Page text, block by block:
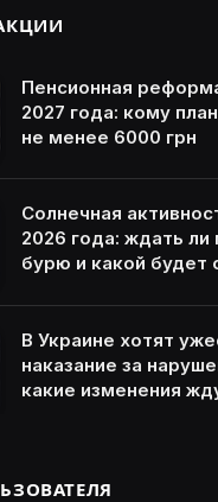
Пенсионная
2027 года: кому
не менее 6000 грн
Солнечная
2026 года: ждать ли
бурю и какой будет
В Украине хотят
наказание за
какие изменения